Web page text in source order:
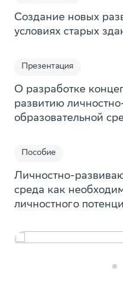
Создание новых
условиях старых
Презентация
О разработке
развитию
образовательной
Пособие
Личностно-
среда как
личностного
Мобильное
Куда пойти учиться?